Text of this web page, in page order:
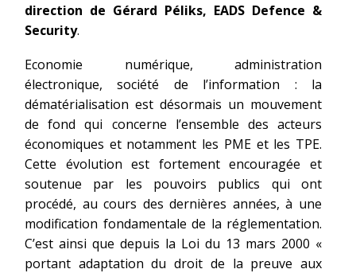
direction de Gérard Péliks, EADS Defence &
Security.
Economie numérique, administration
électronique, société de l’information : la
dématérialisation est désormais un mouvement
de fond qui concerne l’ensemble des acteurs
économiques et notamment les PME et les TPE.
Cette évolution est fortement encouragée et
soutenue par les pouvoirs publics qui ont
procédé, au cours des dernières années, à une
modification fondamentale de la réglementation.
C’est ainsi que depuis la Loi du 13 mars 2000 «
portant adaptation du droit de la preuve aux